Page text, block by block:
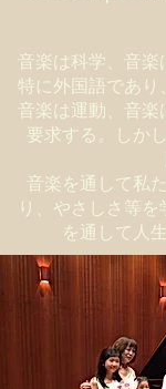
音楽は科学、音楽
特に外国語であり
音楽は運動、音
要求する。しか
音楽を通して私
り、やさしさ等
を通して人